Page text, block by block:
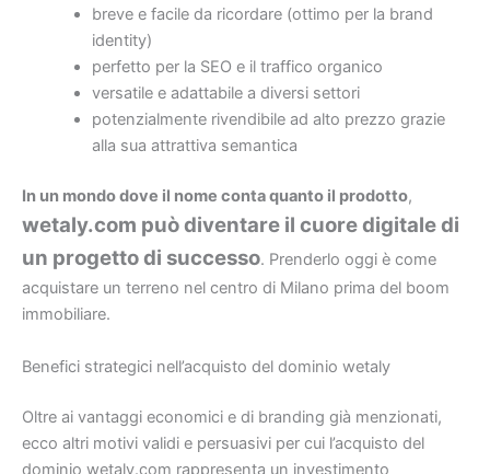
breve e facile da ricordare (ottimo per la brand
identity)
perfetto per la SEO e il traffico organico
versatile e adattabile a diversi settori
potenzialmente rivendibile ad alto prezzo grazie
alla sua attrattiva semantica
In un mondo dove il nome conta quanto il prodotto,
wetaly.com può diventare il cuore digitale di
un progetto di successo. Prenderlo oggi è come
acquistare un terreno nel centro di Milano prima del boom
immobiliare.
Benefici strategici nell’acquisto del dominio wetaly
Oltre ai vantaggi economici e di branding già menzionati,
ecco altri motivi validi e persuasivi per cui l’acquisto del
dominio wetaly.com rappresenta un investimento